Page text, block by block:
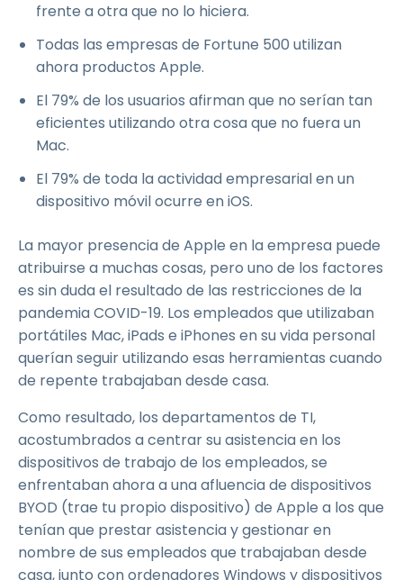
frente a otra que no lo hiciera.
Todas las empresas de Fortune 500 utilizan
ahora productos Apple.
El 79% de los usuarios afirman que no serían tan
eficientes utilizando otra cosa que no fuera un
Mac.
El 79% de toda la actividad empresarial en un
dispositivo móvil ocurre en iOS.
La mayor presencia de Apple en la empresa puede
atribuirse a muchas cosas, pero uno de los factores
es sin duda el resultado de las restricciones de la
pandemia COVID-19. Los empleados que utilizaban
portátiles Mac, iPads e iPhones en su vida personal
querían seguir utilizando esas herramientas cuando
de repente trabajaban desde casa.
Como resultado, los departamentos de TI,
acostumbrados a centrar su asistencia en los
dispositivos de trabajo de los empleados, se
enfrentaban ahora a una afluencia de dispositivos
BYOD (trae tu propio dispositivo) de Apple a los que
tenían que prestar asistencia y gestionar en
nombre de sus empleados que trabajaban desde
casa, junto con ordenadores Windows y dispositivos